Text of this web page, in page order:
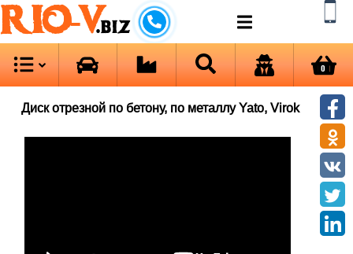
RIO-V.biz
0
Диск отрезной по бетону, по металлу Yato, Virok